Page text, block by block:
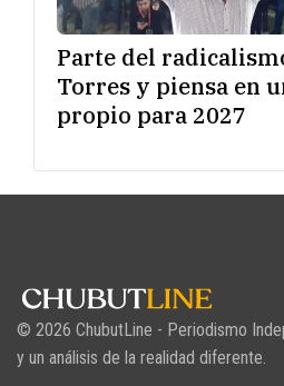
Parte del
Torres y piensa en
propio para 2027
© 2026 ChubutLine - Periodismo
y un análisis de la realidad diferente.